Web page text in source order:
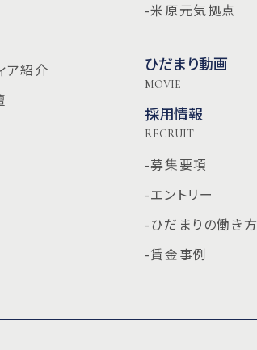
ア紹介
-米原元気拠点
ひだまり動画
MOVIE
採用情報
RECRUIT
-募集要項
-エントリー
-ひだまりの働き方
-賃金事例